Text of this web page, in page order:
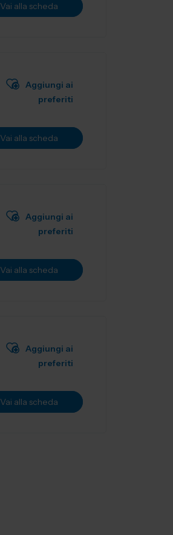
Vai alla scheda
Aggiungi ai
preferiti
Vai alla scheda
Aggiungi ai
preferiti
Vai alla scheda
Aggiungi ai
preferiti
Vai alla scheda